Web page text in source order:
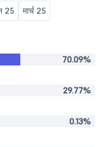
25 मार्च 25
70.09%
29.77%
0.13%